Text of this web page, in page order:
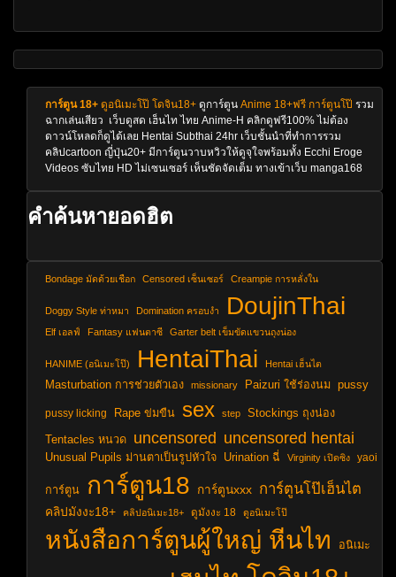
การ์ตูน 18+ ดูอนิเมะโป๊ โดจิน18+ ดูการ์ตูน Anime 18+ฟรี การ์ตูนโป๊ รวม
ฉากเล่นเสียว เว็บดูสด เฮ็นไท ไทย Anime-H คลิกดูฟรี100% ไม่ต้อง
ดาวน์โหลดก็ดูได้เลย Hentai Subthai 24hr เว็บชั้นนำที่ทำการรวม
คลิปcartoon ญี่ปุ่น20+ มีการ์ตูนวาบหวิวให้ดูจุใจพร้อมทั้ง Ecchi Eroge
Videos ซับไทย HD ไม่เซนเซอร์ เห็นชัดจัดเต็ม ทางเข้าเว็บ manga168
คำค้นหายอดฮิต
Bondage มัดด้วยเชือก Censored เซ็นเซอร์ Creampie การหลั่งใน
Doggy Style ท่าหมา Domination ครอบงำ DoujinThai
Elf เอลฟ์ Fantasy แฟนตาซี Garter belt เข็มขัดแขวนถุงน่อง
HANIME (อนิเมะโป๊) HentaiThai Hentai เฮ็นไต
Masturbation การช่วยตัวเอง missionary Paizuri ใช้ร่องนม pussy
pussy licking Rape ข่มขืน sex step Stockings ถุงน่อง
Tentacles หนวด uncensored uncensored hentai
Unusual Pupils ม่านตาเป็นรูปหัวใจ Urination ฉี่ Virginity เปิดซิง yaoi
การ์ตูน การ์ตูน18 การ์ตูนxxx การ์ตูนโป๊เฮ็นไต
คลิปมังงะ18+ คลิปอนิเมะ18+ ดูมังงะ 18 ดูอนิเมะโป๊
หนังสือการ์ตูนผู้ใหญ่ หีนไท อนิเมะ